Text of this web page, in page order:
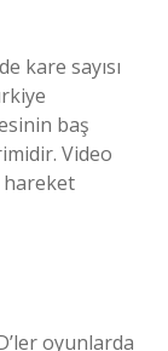
kare sayısı
baş
Video
hareket
oyunlarda